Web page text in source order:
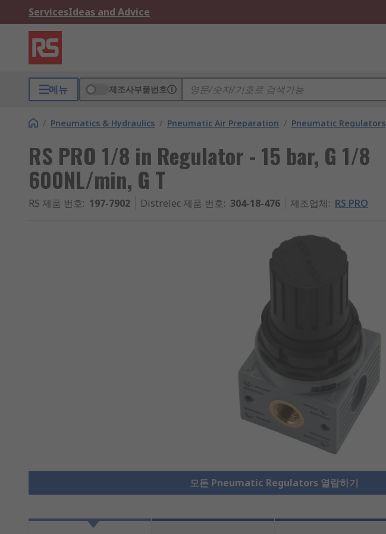
ServicesIdeas and Advice
메뉴 제조사부품번호
/ Pneumatics & Hydraulics / Pneumatic Air Preparation / Pneumatic Regulators
RS PRO 1/8 in Regulator - 15 bar, G 1/8
600NL/min, G T
RS 제품 번호: 197-7902 Distrelec 제품 번호: 304-18-476 제조업체: RS PRO
모든 Pneumatic Regulators 열람하기